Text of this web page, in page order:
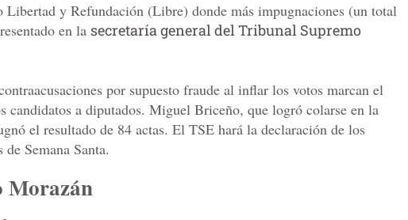
Libertad y Refundación (Libre) donde más impugnaciones (un total
en la secretaría general del Tribunal Supremo
por supuesto fraude al inflar los votos marcan el
candidatos a diputados. Miguel Briceño, que logró colarse en la
el resultado de 84 actas. El TSE hará la declaración de los
de Semana Santa.
Morazán